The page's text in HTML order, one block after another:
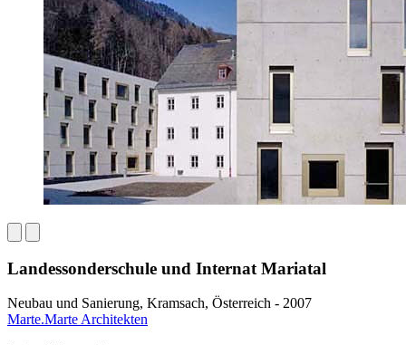
Landessonderschule und Internat Mariatal
Neubau und Sanierung, Kramsach, Österreich - 2007
Marte.Marte Architekten